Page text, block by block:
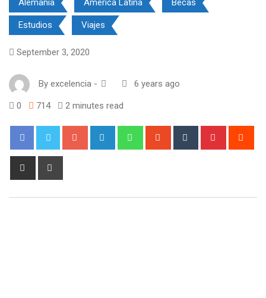
Alemania América Latina Becas
Estudios Viajes
September 3, 2020
By excelencia - 6 years ago
0 714 2 minutes read
Google+ LinkedIn WhatsappStumbleUpon
Tumblr Pinterest
Share